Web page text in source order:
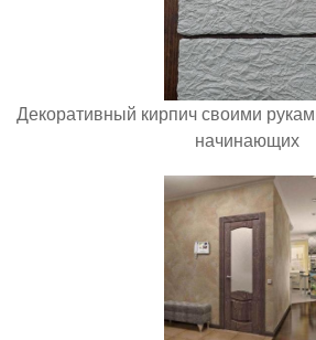
Декоративный кирпич своими
начинающих